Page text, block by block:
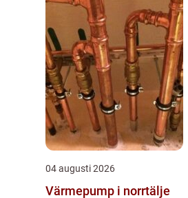
04 augusti 2026
Värmepump i norrtälje